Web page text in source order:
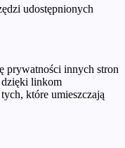
udostępnionych
prywatności innych stron
dzięki linkom
które umieszczają